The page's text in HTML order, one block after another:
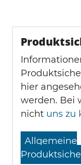
hier
werden. Bei
nicht uns zu
Allgemeine